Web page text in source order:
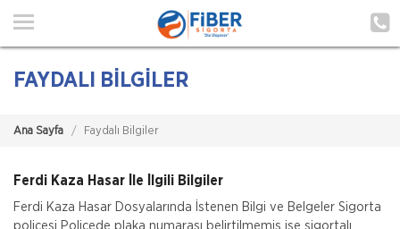
Ana Sayfa
Poliçe Hatırlat
İletişim
Müşteri Girişi
FAYDALI BİLGİLER
Ana Sayfa Faydalı Bilgiler
Ferdi Kaza Hasar İle İlgili Bilgiler
Ferdi Kaza Hasar Dosyalarında İstenen Bilgi ve Belgeler Sigorta
poliçesi Poliçede plaka numarası belirtilmemiş ise sigortalı